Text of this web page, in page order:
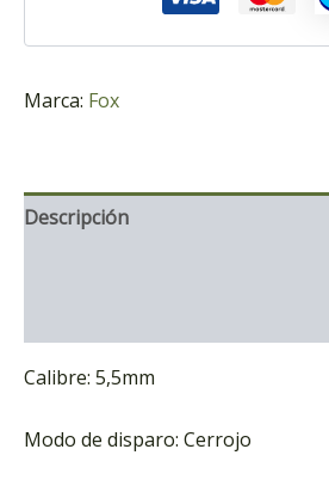
Marca: Fox
Descripción
Calibre: 5,5mm
Modo de disparo: Cerrojo